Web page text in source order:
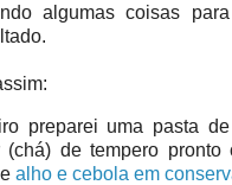
algumas coisas
preparei uma pasta
(chá) de tempero pronto
alho e cebola em